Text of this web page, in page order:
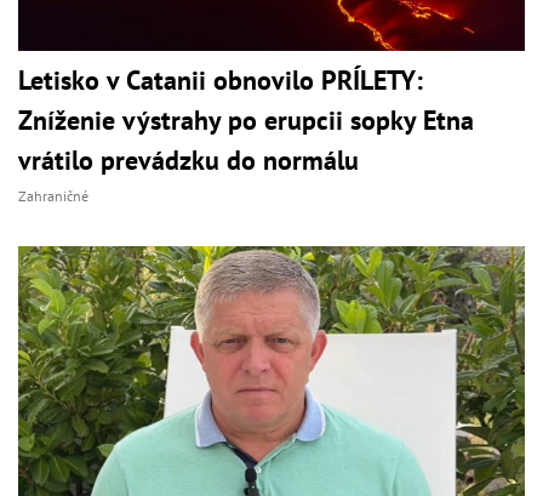
Letisko v Catanii obnovilo PRÍLETY:
Zníženie výstrahy po erupcii sopky Etna
vrátilo prevádzku do normálu
Zahraničné